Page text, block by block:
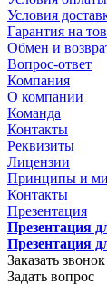
Условия
Гарантия на
Обмен и
Вопрос-ответ
Компания
О компании
Команда
Контакты
Реквизиты
Лицензии
Принципы и
Контакты
Презентация
Презентация
Презентация
Заказать звонок
Задать вопрос